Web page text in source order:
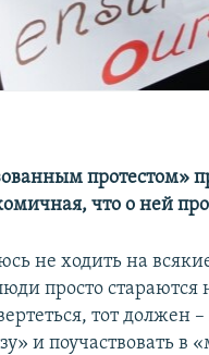
протестом»
что о ней
не ходить на
просто стараются
тот должен
и поучаствовать